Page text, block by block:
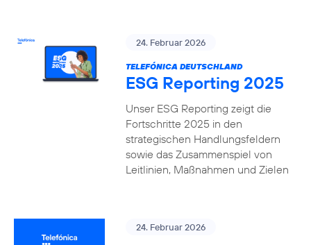
24. Februar 2026
TELEFÓNICA DEUTSCHLAND
ESG Reporting 2025
Unser ESG Reporting zeigt die
Fortschritte 2025 in den
strategischen Handlungsfeldern
sowie das Zusammenspiel von
Leitlinien, Maßnahmen und Zielen
24. Februar 2026